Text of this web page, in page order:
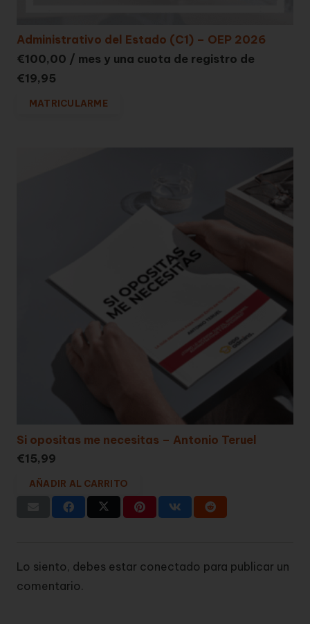
Administrativo del Estado (C1) – OEP 2026
€100,00 / mes y una cuota de registro de
€19,95
MATRICULARME
Si opositas me necesitas – Antonio Teruel
€15,99
AÑADIR AL CARRITO
Lo siento, debes estar conectado para publicar un
comentario.